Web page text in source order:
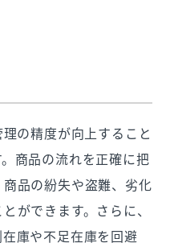
の精度が向上すること
商品の流れを正確に把
品の紛失や盗難、劣化
ができます。さらに、
庫や不足在庫を回避